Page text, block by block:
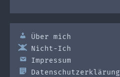
Über mich
Nicht-Ich
Impressum
Datenschutzerklärung